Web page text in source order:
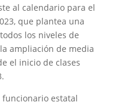
al calendario para el
que plantea una
los niveles de
ampliación de media
el inicio de clases
funcionario estatal